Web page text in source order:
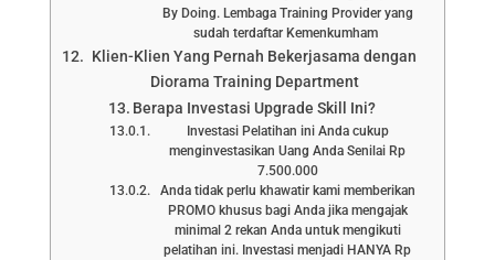
By Doing. Lembaga Training Provider yang
sudah terdaftar Kemenkumham
Klien-Klien Yang Pernah Bekerjasama dengan
Diorama Training Department
Berapa Investasi Upgrade Skill Ini?
Investasi Pelatihan ini Anda cukup
menginvestasikan Uang Anda Senilai Rp
7.500.000
Anda tidak perlu khawatir kami memberikan
PROMO khusus bagi Anda jika mengajak
minimal 2 rekan Anda untuk mengikuti
pelatihan ini. Investasi menjadi HANYA Rp